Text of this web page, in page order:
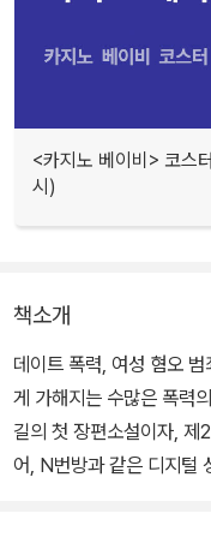
<카지노 베이비> 코스
시)
책소개
데이트 폭력, 여성 혐오
게 가해지는 수많은 폭력
길의 첫 장편소설이자, 제
어, N번방과 같은 디지털